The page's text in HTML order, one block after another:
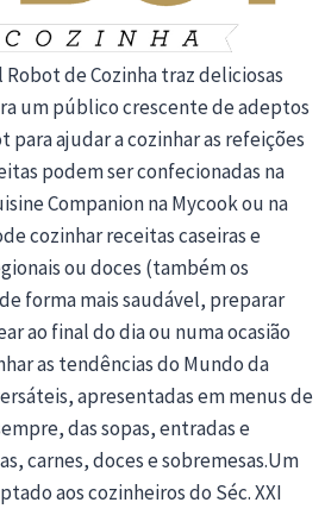
Robot de Cozinha traz deliciosas
um público crescente de adeptos
ajudar a cozinhar as refeições
podem ser confecionadas na
Companion na Mycook ou na
cozinhar receitas caseiras e
ou doces (também os
forma mais saudável, preparar
ao final do dia ou numa ocasião
as tendências do Mundo da
apresentadas em menus de
das sopas, entradas e
carnes, doces e sobremesas.Um
aos cozinheiros do Séc. XXI